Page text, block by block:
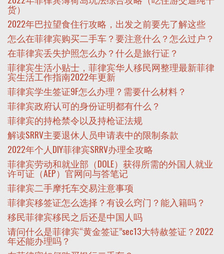
货）
2022年巴拉望食住行攻略，出发之前要先了解这些
怎么在菲律宾购买二手车？要注意什么？怎么过户？
在菲律宾丢失护照怎么办？什么是旅行证？
菲律宾生活小贴士，菲律宾华人移民网整理最新菲律
宾生活工作指南2022年更新
菲律宾学生签证9F怎么办理？需要什么材料？
菲律宾政府认可的身份证明都有什么？
菲律宾的持枪禁令以及持枪证法规
解读SRRV主要退休人员申请表中的限制条款
2022年个人DIY菲律宾SRRV办理全攻略
菲律宾劳动和就业部（DOLE）获得所需的外国人就业
许可证（AEP）官网问与答笔记
菲律宾二手摩托车交易注意事项
菲律宾移签证怎么选择？有设么窍门？能入籍吗？
移民菲律宾移民之后还是中国人吗
请问什么是菲律宾“黄金签证”sec13大特赦签证？2022
年还能办理吗？